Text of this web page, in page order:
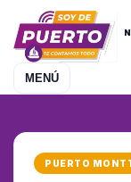
MENÚ
PUERTO